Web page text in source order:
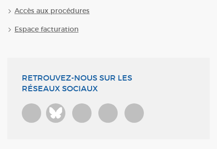
Accès aux procédures
Espace facturation
RETROUVEZ-NOUS SUR LES
RÉSEAUX SOCIAUX
Bluesky